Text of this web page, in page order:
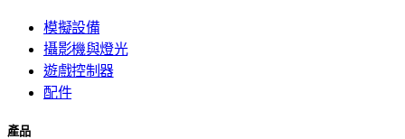
模擬設備
攝影機與燈光
遊戲控制器
配件
產品